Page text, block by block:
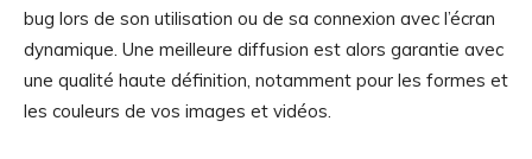
bug lors de son utilisation ou de sa connexion avec l’écran
dynamique. Une meilleure diffusion est alors garantie avec
une qualité haute définition, notamment pour les formes et
les couleurs de vos images et vidéos.